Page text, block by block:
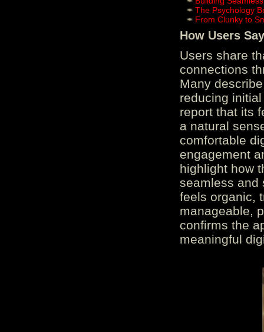
The Psychology
From Clunky to
How Users
Users share
connections
Many
reducing
report that its
a natural
comfortable
engagement
highlight how
seamless and
feels organic,
manageable,
confirms the
meaningful